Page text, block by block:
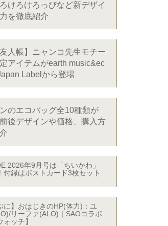
けろけろっぴなど新デザイ
を徹底紹介
友人帳】ニャンコ先生モチー
アイテムがearth music&ec
Labelから登場
のエコバッグ全10種類が
後デザインや価格、購入方
2026年9月号は「ちいかわ」
付録はポストカード3枚セット
に】おはじきのHP(体力)：ユ
リーファ(ALO)｜SAOコラボ
ォッチ】